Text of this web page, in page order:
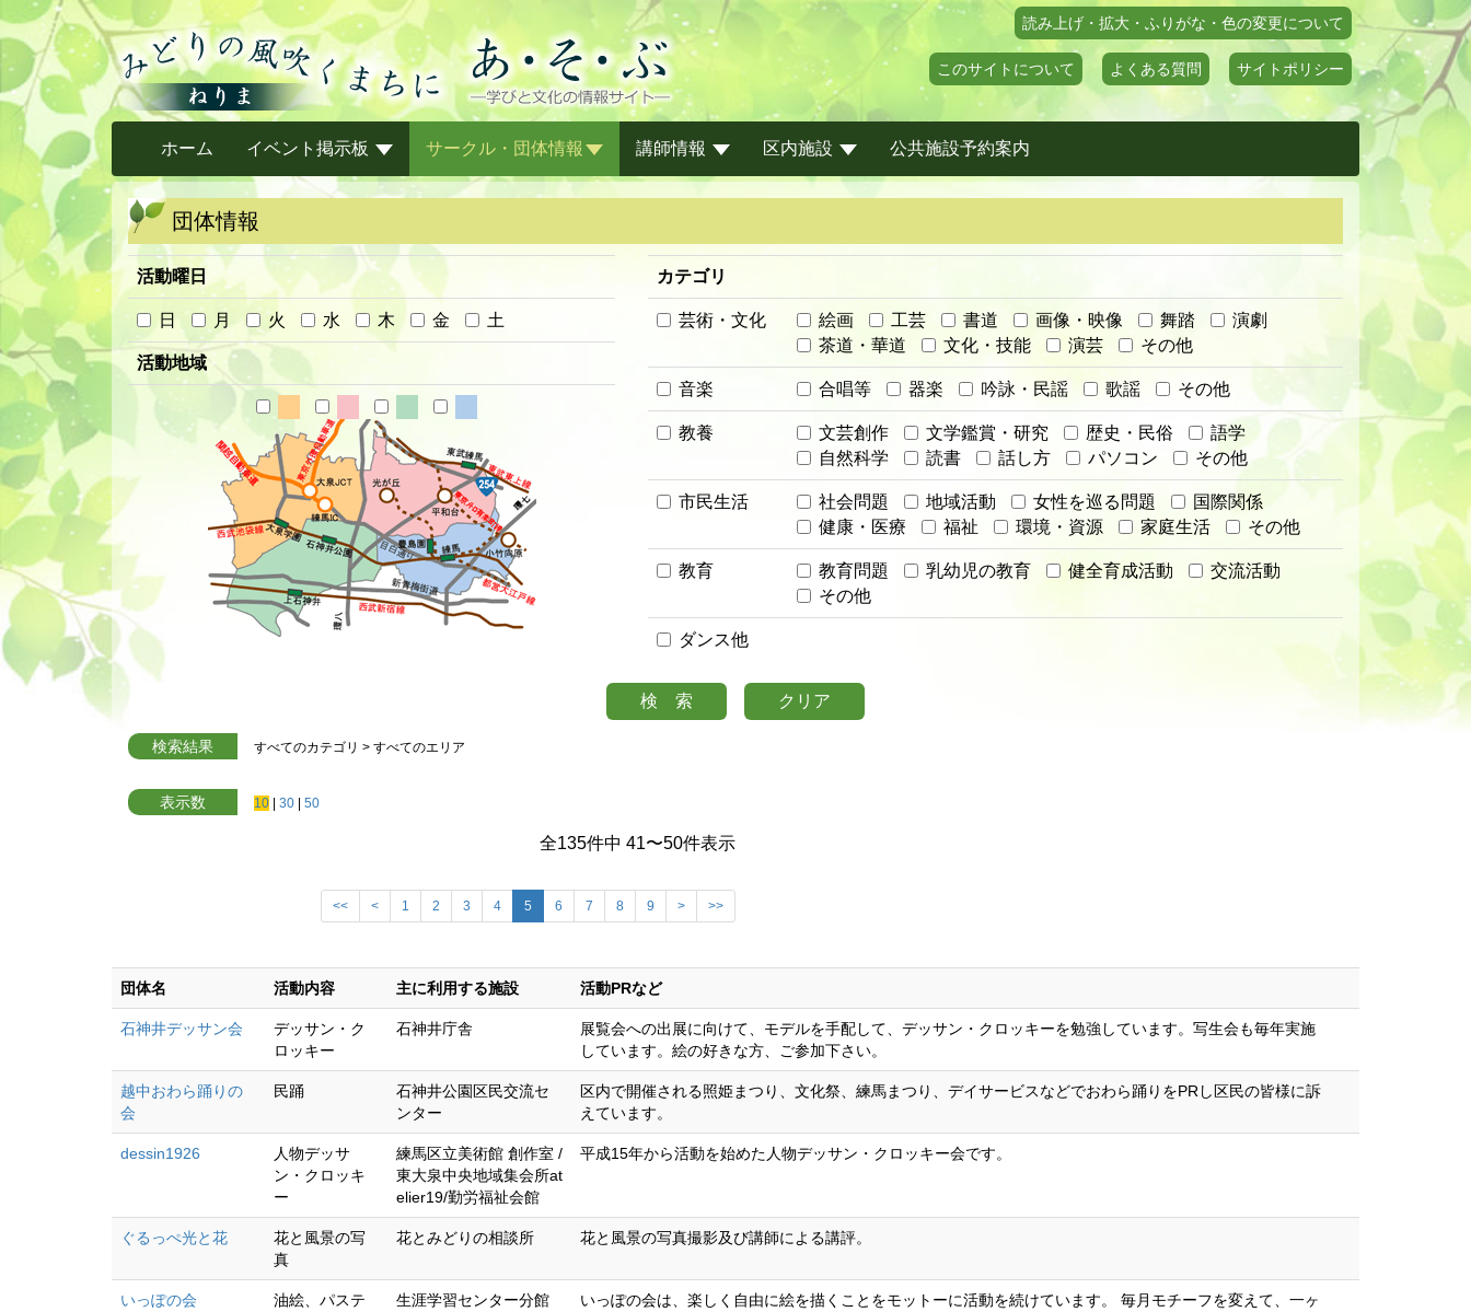
読み上げ・拡大・ふりがな・色の変更について
このサイトについて よくある質問 サイトポリシー
ホーム イベント掲示板 サークル・団体情報 講師情報 区内施設 公共施設予約案内
団体情報
活動曜日
日 月 火 水 木 金 土
活動地域
カテゴリ
芸術・文化 絵画 工芸 書道 画像・映像 舞踏
演劇
茶道・華道
文化・技能 演芸 その他
音楽 合唱等 器楽 吟詠・民謡 歌謡 その他
教養 文芸創作 文学鑑賞・研究 歴史・民俗
語学
自然科学
読書 話し方 パソコン その他
市民生活 社会問題 地域活動 女性を巡る問題
国際関係
健康・医療
福祉 環境・資源 家庭生活 その他
教育 教育問題 乳幼児の教育 健全育成活動
交流活動
その他
ダンス他
検索結果 すべてのカテゴリ > すべてのエリア
表示数 10 30 50
全135件中 41〜50件表示
<< < 1 2 3 4 5 6 7 8 9 > >>
団体名 活動内容 主に利用する施設 活動PRなど
石神井デッサン会
デッサン・ク
ロッキー
石神井庁舎
展覧会への出展に向けて、モデルを手配して、デッサン・クロッキーを勉強しています。写生会も毎年実施
しています。絵の好きな方、ご参加下さい。
越中おわら踊りの
会
民踊
石神井公園区民交流セ
ンター
区内で開催される照姫まつり、文化祭、練馬まつり、デイサービスなどでおわら踊りをPRし区民の皆様に訴
えています。
dessin1926
人物デッサ
ン・クロッキ
ー
練馬区立美術館 創作室 /
東大泉中央地域集会所at
elier19/勤労福祉会館
平成15年から活動を始めた人物デッサン・クロッキー会です。
ぐるっぺ光と花
花と風景の写
真
花とみどりの相談所 花と風景の写真撮影及び講師による講評。
いっぽの会
油絵、パステ
生涯学習センター分館
いっぽの会は、楽しく自由に絵を描くことをモットーに活動を続けています。 毎月モチーフを変えて、一ヶ